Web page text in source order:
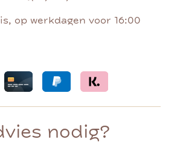
op werkdagen voor 16:00
nodig?